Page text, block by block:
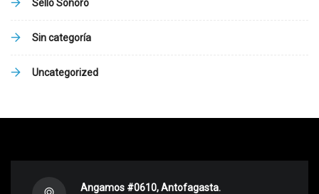
Sello Sonoro
Sin categoría
Uncategorized
Angamos #0610, Antofagasta.